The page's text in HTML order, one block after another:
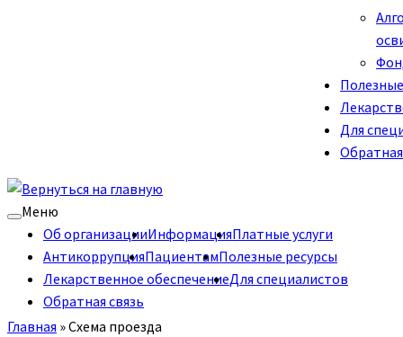
Для
Меню
Об организацииИнформацияПлатные услуги
АнтикоррупцияПациентамПолезные ресурсы
Лекарственное обеспечениеДля специалистов
Обратная связь
Главная »Схема проезда